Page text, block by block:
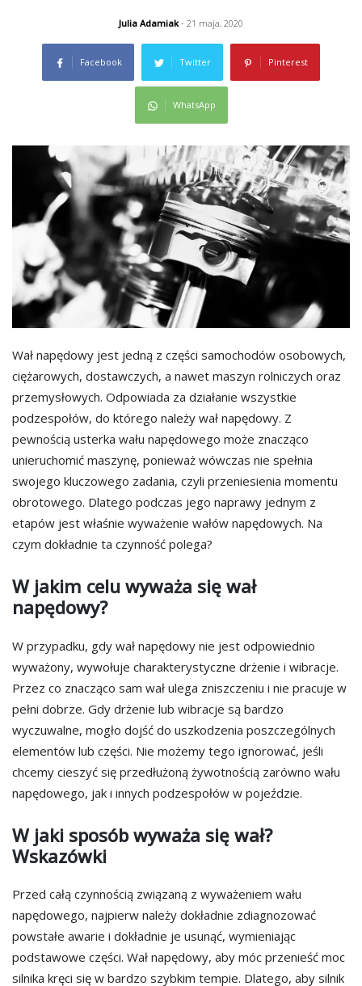
Julia Adamiak- 21 maja, 2020
Facebook Twitter Pinterest
WhatsApp
Wał napędowy jest jedną z części samochodów osobowych,
ciężarowych, dostawczych, a nawet maszyn rolniczych oraz
przemysłowych. Odpowiada za działanie wszystkie
podzespołów, do którego należy wał napędowy. Z
pewnością usterka wału napędowego może znacząco
unieruchomić maszynę, ponieważ wówczas nie spełnia
swojego kluczowego zadania, czyli przeniesienia momentu
obrotowego. Dlatego podczas jego naprawy jednym z
etapów jest właśnie wyważenie wałów napędowych. Na
czym dokładnie ta czynność polega?
W jakim celu wyważa się wał
napędowy?
W przypadku, gdy wał napędowy nie jest odpowiednio
wyważony, wywołuje charakterystyczne drżenie i wibracje.
Przez co znacząco sam wał ulega zniszczeniu i nie pracuje w
pełni dobrze. Gdy drżenie lub wibracje są bardzo
wyczuwalne, mogło dojść do uszkodzenia poszczególnych
elementów lub części. Nie możemy tego ignorować, jeśli
chcemy cieszyć się przedłużoną żywotnością zarówno wału
napędowego, jak i innych podzespołów w pojeździe.
W jaki sposób wyważa się wał?
Wskazówki
Przed całą czynnością związaną z wyważeniem wału
napędowego, najpierw należy dokładnie zdiagnozować
powstałe awarie i dokładnie je usunąć, wymieniając
podstawowe części. Wał napędowy, aby móc przenieść moc
silnika kręci się w bardzo szybkim tempie. Dlatego, aby silnik